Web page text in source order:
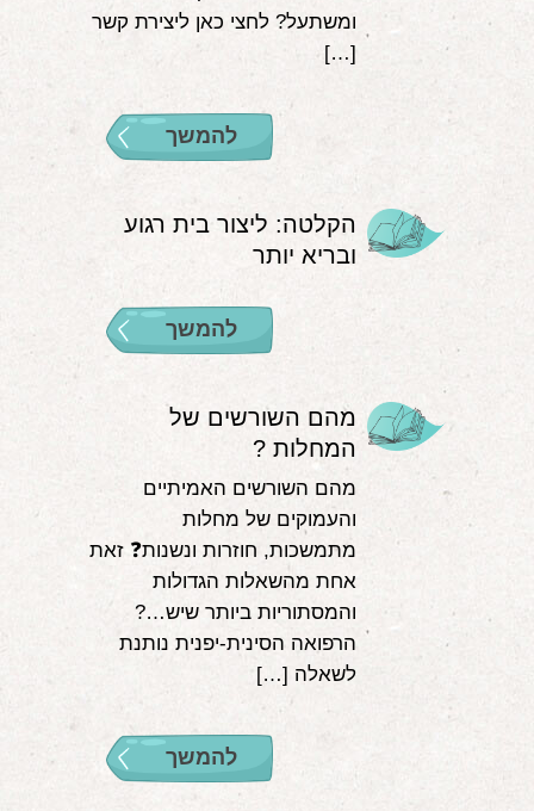
ומשתעל? לחצי כאן ליצירת קשר
[…]
להמשך
הקלטה: ליצור בית רגוע
ובריא יותר
להמשך
מהם השורשים של
המחלות ?
מהם השורשים האמיתיים
והעמוקים של מחלות
מתמשכות, חוזרות ונשנות❓ זאת
אחת מהשאלות הגדולות
והמסתוריות ביותר שיש…?
הרפואה הסינית-יפנית נותנת
לשאלה […]
להמשך